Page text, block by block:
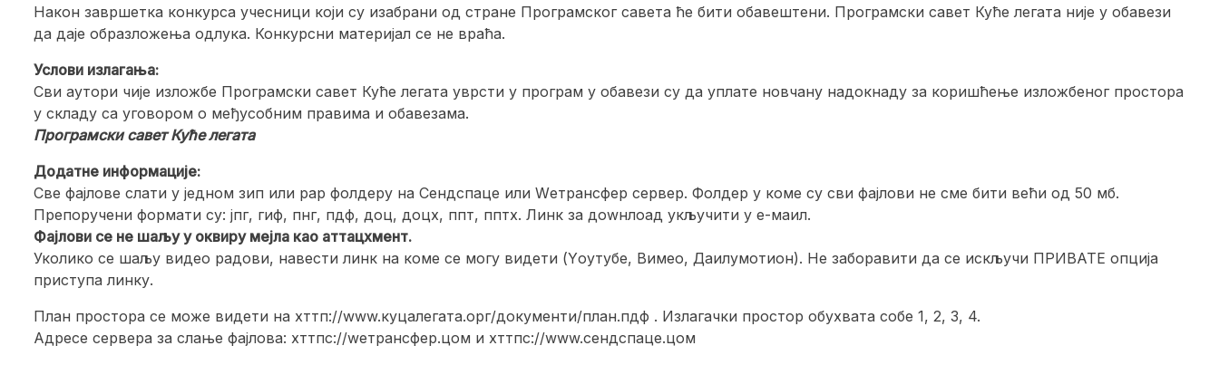
Након завршетка конкурса учесници који су изабрани од стране Програмског савета ће бити обавештени. Програмски савет Куће легата није у обавези
да даје образложења одлука. Конкурсни материјал се не враћа.
Услови излагања:
Сви аутори чије изложбе Програмски савет Куће легата уврсти у програм у обавези су да уплате новчану надокнаду за коришћење изложбеног простора
у складу са уговором о међусобним правима и обавезама.
Програмски савет Куће легата
Додатне информације:
Све фајлове слати у једном зип или рар фолдеру на Сендспаце или Wетрансфер сервер. Фолдер у коме су сви фајлови не сме бити већи од 50 мб.
Препоручени формати су: јпг, гиф, пнг, пдф, доц, доцx, ппт, пптx. Линк за доwнлоад укључити у е-маил.
Фајлови се не шаљу у оквиру мејла као аттацхмент.
Уколико се шаљу видео радови, навести линк на коме се могу видети (Yоутубе, Вимео, Даилyмотион). Не заборавити да се искључи ПРИВАТЕ опција
приступа линку.
План простора се може видети на хттп://www.куцалегата.орг/документи/план.пдф . Излагачки простор обухвата собе 1, 2, 3, 4.
Адресе сервера за слање фајлова: хттпс://wетрансфер.цом и хттпс://www.сендспаце.цом